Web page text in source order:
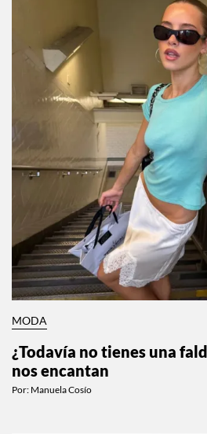
MODA
¿Todavía no tienes una
nos encantan
Por: Manuela Cosío